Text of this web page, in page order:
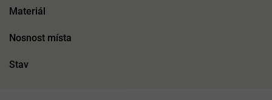
Materiál
Nosnost místa
Stav